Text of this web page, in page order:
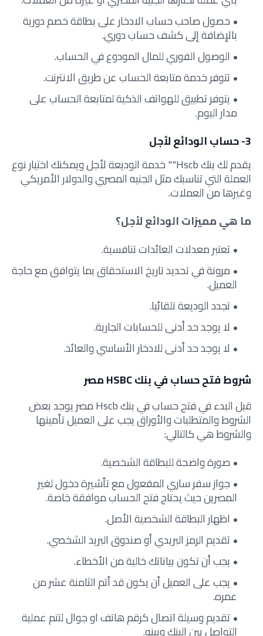
حصول صاحب حساب الادخار على بطاقة خصم دورية
بالإضافة إلى كشف حساب دوري.
الوصول الفوري للمال المودوع في الحساب.
تتوفر خدمة متابعة الحساب عن طريق الانترنت.
يتوفر تطبيق للهواتف الذكية لمتابعة الحساب على
مدار اليوم.
3- حساب الودائع لأجل
يقدم لك بنك Hscb"" خدمة الوديعة لأجل ويمكنك اختيار نوع
العملة التي تناسبك مثل الجنيه المصري والدولار الأمريكي
وغيرها من العملات.
ما هي مميزات الودائع لأجل؟
تعتبر معدلات العائدات تنافسية.
مرونة في تحديد تاريخ الاستحقاق بما يتوافق مع حاجة
العميل.
تجدد الوديعة تلقائيا.
لا يوجد حد أدنى للحسابات الجارية.
لا يوجد حد أدنى للادخار الأساسي والعائد.
شروط فتح حساب في بنك HSBC مصر
قبل البدء في فتح حساب في بنك Hscb مصر يوجد بعض
الشروط والمتطلبات والأوراق يجب على العميل تأمينها
والشروط هي كالتالي:
صورة واضحة للبطاقة الشخصية.
جواز سفر ساري المفعول مع تأشيرة دخول لغير
المصرين حيث يحتاج فتح الحساب موافقة خاصة.
اظهار البطاقة الشخصية الأصل.
تقديم الرمز البريدي أو صندوق البريد الشخصي.
يجب أن تكون بياناتك خالية من الأخطاء.
يجب على العميل أن يكون قد أتم الثامنة عشر من
عمره.
تقديم وسيلة اتصال كرقم هاتف او جوال لتتم عملية
التواصل بين البنك وبينه.